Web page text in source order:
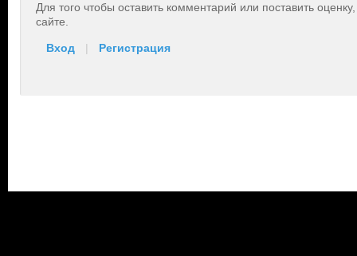
Для того чтобы оставить комментарий или поставить
сайте.
Вход | Регистрация